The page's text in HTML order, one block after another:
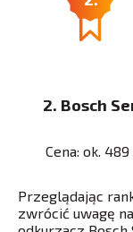
2. Bosch
Cena: ok. 489
Przeglądając
zwrócić uwagę